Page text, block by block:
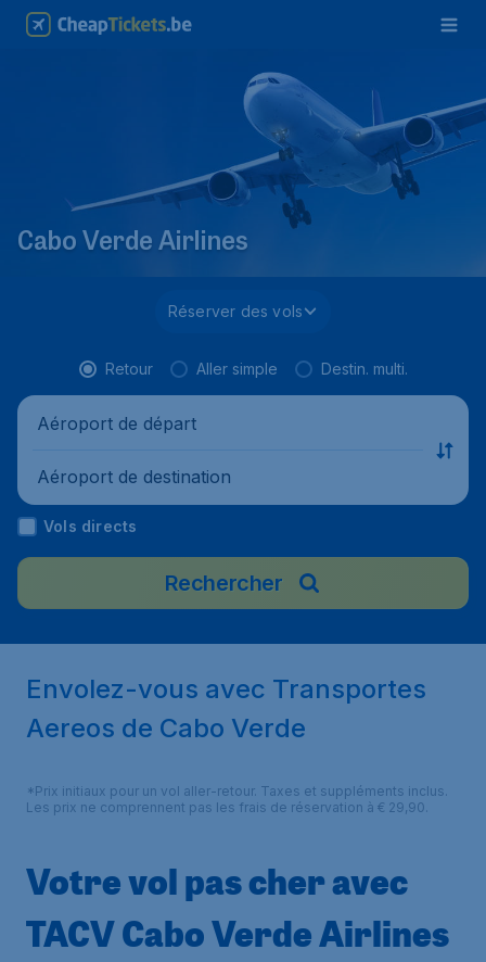
Cabo Verde Airlines
Réserver des vols
Retour Aller simple Destin. multi.
Aéroport de départ
Aéroport de destination
Vols directs
Rechercher
Envolez-vous avec Transportes
Aereos de Cabo Verde
*Prix initiaux pour un vol aller-retour. Taxes et suppléments inclus.
Les prix ne comprennent pas les frais de réservation à € 29,90.
Votre vol pas cher avec
TACV Cabo Verde Airlines